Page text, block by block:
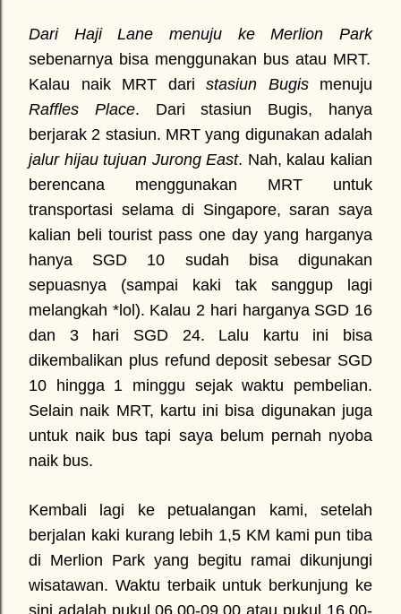
Dari Haji Lane menuju ke Merlion Park
sebenarnya bisa menggunakan bus atau MRT.
Kalau naik MRT dari stasiun Bugismenuju
Raffles Place. Dari stasiun Bugis, hanya
berjarak 2 stasiun. MRT yang digunakan adalah
jalur hijau tujuan Jurong East. Nah, kalau kalian
berencana menggunakan MRT untuk
transportasi selama di Singapore, saran saya
kalian beli tourist pass one day yang harganya
hanya SGD 10 sudah bisa digunakan
sepuasnya (sampai kaki tak sanggup lagi
melangkah *lol). Kalau 2 hari harganya SGD 16
dan 3 hari SGD 24. Lalu kartu ini bisa
dikembalikan plus refund deposit sebesar SGD
10 hingga 1 minggu sejak waktu pembelian.
Selain naik MRT, kartu ini bisa digunakan juga
untuk naik bus tapi saya belum pernah nyoba
naik bus.
Kembali lagi ke petualangan kami, setelah
berjalan kaki kurang lebih 1,5 KM kami pun tiba
di Merlion Park yang begitu ramai dikunjungi
wisatawan. Waktu terbaik untuk berkunjung ke
sini adalah pukul 06.00-09.00 atau pukul 16.00-